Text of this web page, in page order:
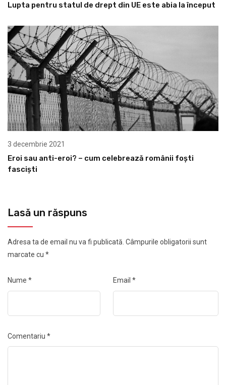
Lupta pentru statul de drept din UE este abia la început
3 decembrie 2021
Eroi sau anti-eroi? – cum celebrează românii foști
fasciști
Lasă un răspuns
Adresa ta de email nu va fi publicată. Câmpurile obligatorii sunt
marcate cu *
Nume * Email *
Comentariu *